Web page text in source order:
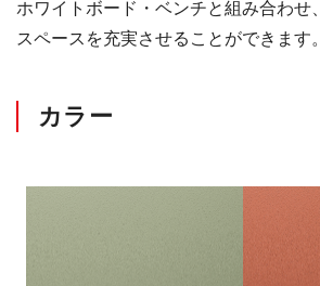
ホワイトボード・ベンチと組み合わせ
スペースを充実させることができます。
カラー